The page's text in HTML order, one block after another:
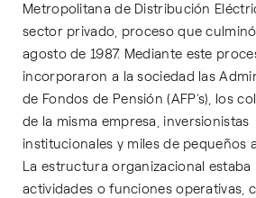
Metropolitana de Distribución
sector privado, proceso que
agosto de 1987. Mediante este
incorporaron a la sociedad las
de Fondos de Pensión (AFP’s), los
de la misma empresa, inversionistas
institucionales y miles de pequeños
La estructura organizacional estaba
actividades o funciones operativas,